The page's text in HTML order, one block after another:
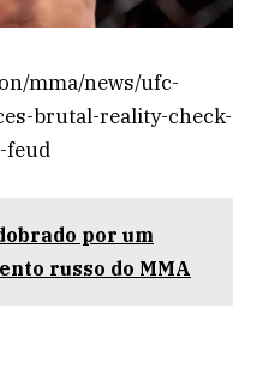
mma/news/ufc-
brutal-reality-check-
feud
por um
russo do MMA